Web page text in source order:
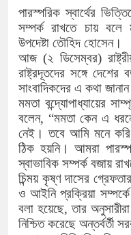
পারস্পরিক স্বার্থের
সম্পর্ক রাখতে চায় বলে
উপদেষ্টা তৌহিদ হোসেন।
আজ (২ ডিসেম্বর)
রাষ্ট্রদূতদের সঙ্গে দেশের
সাংবাদিকদের এ কথা
মমতা বন্দ্যোপাধ্যায়ের
বলেন, “মমতা কেন এ
নেই। তবে আমি মনে
ঠিক হয়নি। আমরা
স্বাভাবিক সম্পর্ক বজায়
চিন্ময় কৃষ্ণ দাসের
ও আইনি প্রক্রিয়া সম্পর্কে
বলা হয়েছে, তার
নিশ্চিত করেছে অন্তর্বর্তী